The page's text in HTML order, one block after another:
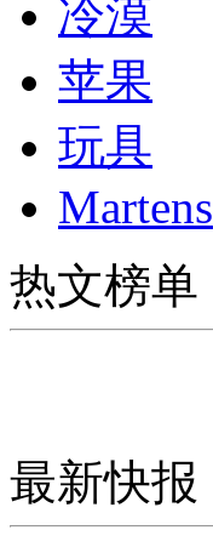
冷漠
苹果
玩具
Martens
热文榜单
最新快报